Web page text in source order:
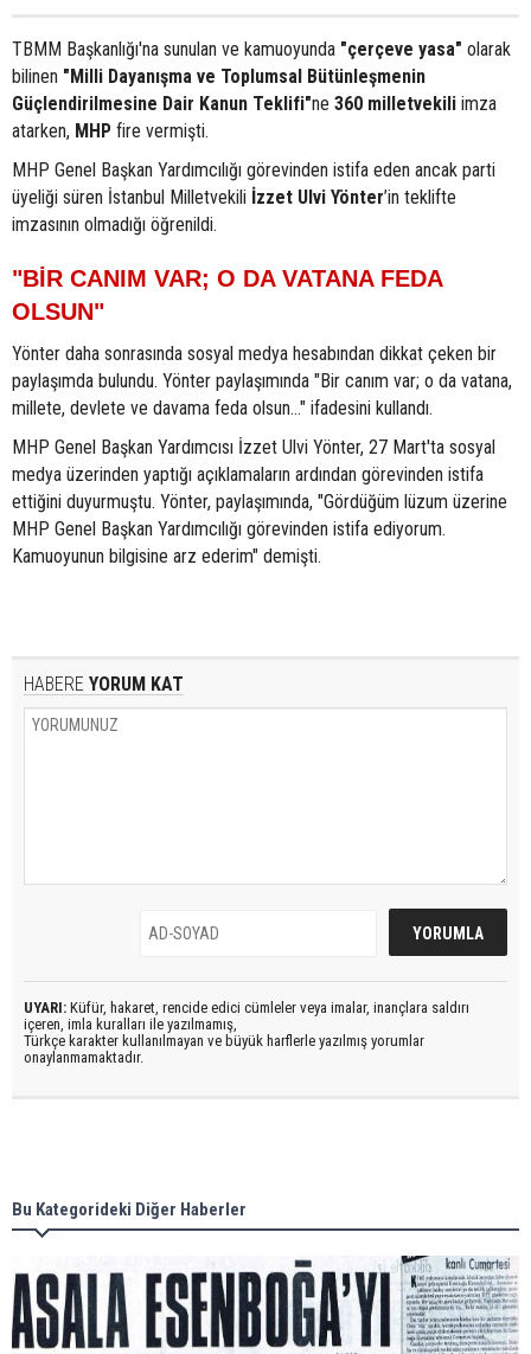
TBMM Başkanlığı'na sunulan ve kamuoyunda "çerçeve yasa" olarak
bilinen "Milli Dayanışma ve Toplumsal Bütünleşmenin
Güçlendirilmesine Dair Kanun Teklifi"ne 360 milletvekili imza
atarken, MHP fire vermişti.
MHP Genel Başkan Yardımcılığı görevinden istifa eden ancak parti
üyeliği süren İstanbul Milletvekili İzzet Ulvi Yönter’in teklifte
imzasının olmadığı öğrenildi.
"BİR CANIM VAR; O DA VATANA FEDA
OLSUN"
Yönter daha sonrasında sosyal medya hesabından dikkat çeken bir
paylaşımda bulundu. Yönter paylaşımında "Bir canım var; o da vatana,
millete, devlete ve davama feda olsun…" ifadesini kullandı.
MHP Genel Başkan Yardımcısı İzzet Ulvi Yönter, 27 Mart'ta sosyal
medya üzerinden yaptığı açıklamaların ardından görevinden istifa
ettiğini duyurmuştu. Yönter, paylaşımında, "Gördüğüm lüzum üzerine
MHP Genel Başkan Yardımcılığı görevinden istifa ediyorum.
Kamuoyunun bilgisine arz ederim" demişti.
HABERE YORUM KAT
UYARI: Küfür, hakaret, rencide edici cümleler veya imalar, inançlara saldırı
içeren, imla kuralları ile yazılmamış,
Türkçe karakter kullanılmayan ve büyük harflerle yazılmış yorumlar
onaylanmamaktadır.
Bu Kategorideki Diğer Haberler